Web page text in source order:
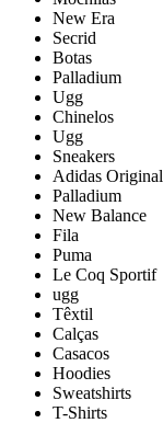
New Era
Secrid
Botas
Palladium
Ugg
Chinelos
Ugg
Sneakers
Adidas Original
Palladium
New Balance
Fila
Puma
Le Coq Sportif
ugg
Têxtil
Calças
Casacos
Hoodies
Sweatshirts
T-Shirts